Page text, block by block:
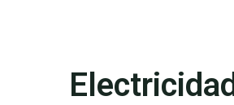
Electricidad